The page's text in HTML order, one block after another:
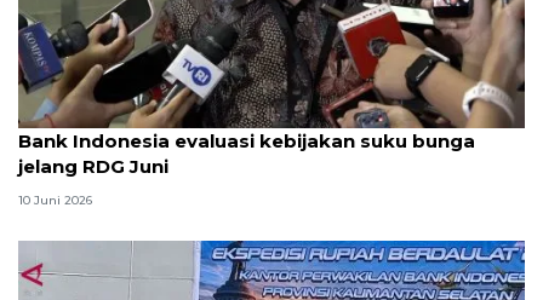
Bank Indonesia evaluasi kebijakan suku bunga
jelang RDG Juni
10 Juni 2026